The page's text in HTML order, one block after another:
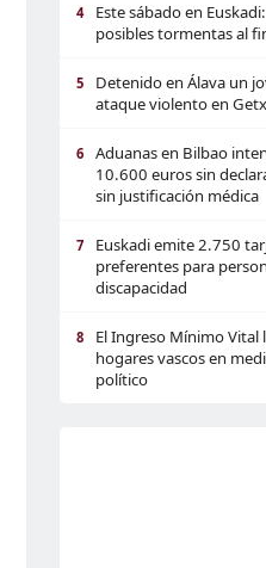
4
Este sábado en
posibles tormentas al
5
Detenido en Álava un
ataque violento en
6
Aduanas en Bilbao
10.600 euros sin
sin justificación médica
7
Euskadi emite 2.750
preferentes para
discapacidad
8
El Ingreso Mínimo Vital
hogares vascos en
político